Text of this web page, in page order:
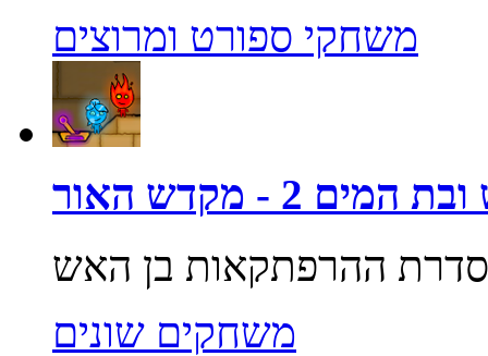
משחקי ספורט ומרוצים
2 - מקדש האור
משחקים שונים